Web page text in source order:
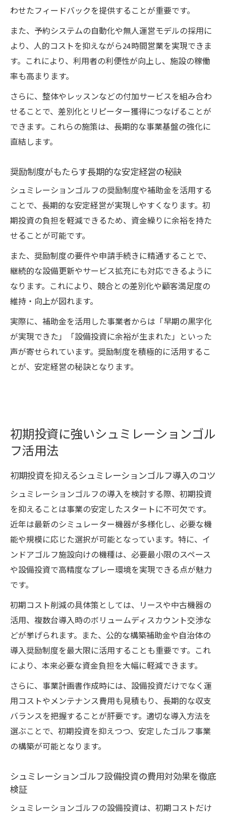
わせたフィードバックを提供することが重要です。
また、予約システムの自動化や無人運営モデルの採用に
より、人的コストを抑えながら24時間営業を実現できま
す。これにより、利用者の利便性が向上し、施設の稼働
率も高まります。
さらに、整体やレッスンなどの付加サービスを組み合わ
せることで、差別化とリピーター獲得につなげることが
できます。これらの施策は、長期的な事業基盤の強化に
直結します。
奨励制度がもたらす長期的な安定経営の秘訣
シュミレーションゴルフの奨励制度や補助金を活用する
ことで、長期的な安定経営が実現しやすくなります。初
期投資の負担を軽減できるため、資金繰りに余裕を持た
せることが可能です。
また、奨励制度の要件や申請手続きに精通することで、
継続的な設備更新やサービス拡充にも対応できるように
なります。これにより、競合との差別化や顧客満足度の
維持・向上が図れます。
実際に、補助金を活用した事業者からは「早期の黒字化
が実現できた」「設備投資に余裕が生まれた」といった
声が寄せられています。奨励制度を積極的に活用するこ
とが、安定経営の秘訣となります。
初期投資に強いシュミレーションゴル
フ活用法
初期投資を抑えるシュミレーションゴルフ導入のコツ
シュミレーションゴルフの導入を検討する際、初期投資
を抑えることは事業の安定したスタートに不可欠です。
近年は最新のシミュレーター機器が多様化し、必要な機
能や規模に応じた選択が可能となっています。特に、イ
ンドアゴルフ施設向けの機種は、必要最小限のスペース
や設備投資で高精度なプレー環境を実現できる点が魅力
です。
初期コスト削減の具体策としては、リースや中古機器の
活用、複数台導入時のボリュームディスカウント交渉な
どが挙げられます。また、公的な構築補助金や自治体の
導入奨励制度を最大限に活用することも重要です。これ
により、本来必要な資金負担を大幅に軽減できます。
さらに、事業計画書作成時には、設備投資だけでなく運
用コストやメンテナンス費用も見積もり、長期的な収支
バランスを把握することが肝要です。適切な導入方法を
選ぶことで、初期投資を抑えつつ、安定したゴルフ事業
の構築が可能となります。
シュミレーションゴルフ設備投資の費用対効果を徹底
検証
シュミレーションゴルフの設備投資は、初期コストだけ